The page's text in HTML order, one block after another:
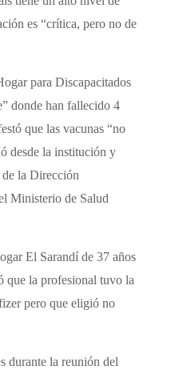
es “crítica, pero no de
para Discapacitados
donde han fallecido 4
que las vacunas “no
desde la institución y
de la Dirección
Ministerio de Salud
El Sarandí de 37 años
que la profesional tuvo la
pero que eligió no
durante la reunión del